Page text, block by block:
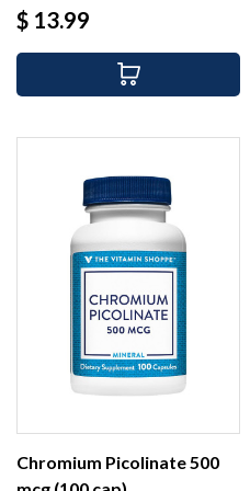
Precio
$ 13.99
Chromium Picolinate 500